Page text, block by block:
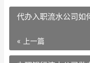
代办入职流水公司如
« 上一篇